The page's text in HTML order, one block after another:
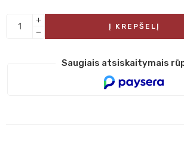
Į KREPŠELĮ
Saugiais atsiskaitymais